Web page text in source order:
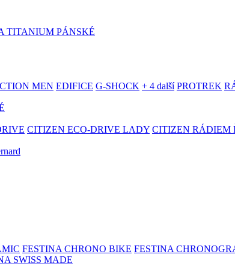
TITANIUM PÁNSKÉ
MEN EDIFICE G-SHOCK + 4 další PROTREK
CITIZEN ECO-DRIVE LADY CITIZEN RÁDIEM
FESTINA CHRONO BIKE FESTINA
SWISS MADE